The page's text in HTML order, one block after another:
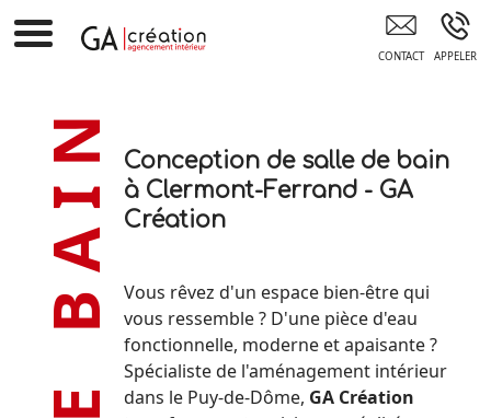
GA CREATION Clermont-Ferrand
Conception de salle de bain
à Clermont-Ferrand - GA
Création
Vous rêvez d'un espace bien-être qui
vous ressemble ? D'une pièce d'eau
fonctionnelle, moderne et apaisante ?
Spécialiste de l'aménagement intérieur
dans le Puy-de-Dôme, GA Création